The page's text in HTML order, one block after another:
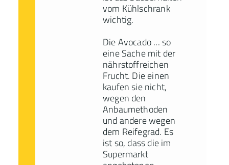
vom Kühlschrank
wichtig.
Die Avocado ... so
eine Sache mit der
nährstoffreichen
Frucht. Die einen
kaufen sie nicht,
wegen den
Anbaumethoden
und andere wegen
dem Reifegrad. Es
ist so, dass die im
Supermarkt